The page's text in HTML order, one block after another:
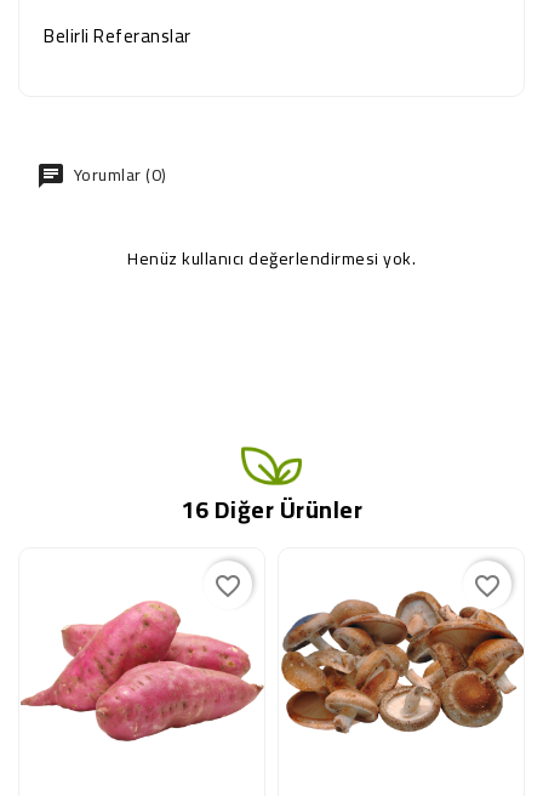
Belirli Referanslar
Yorumlar (0)
Henüz kullanıcı değerlendirmesi yok.
16 Diğer Ürünler
favorite_border favorite_border